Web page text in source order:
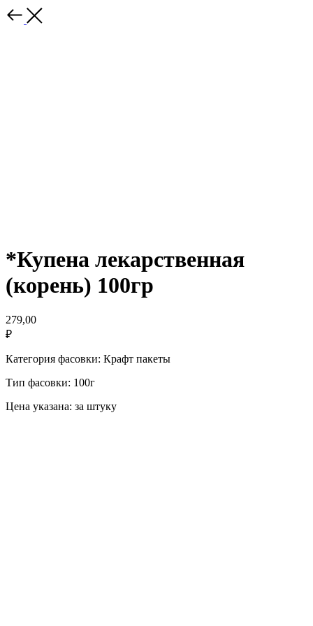
*Купена лекарственная
(корень) 100гр
279,00
₽
Категория фасовки: Крафт пакеты
Тип фасовки: 100г
Цена указана: за штуку